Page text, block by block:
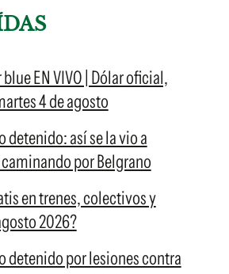
EN VIVO | Dólar oficial,
4 de agosto
detenido: así se la vio a
por Belgrano
en trenes, colectivos y
2026?
detenido por lesiones contra